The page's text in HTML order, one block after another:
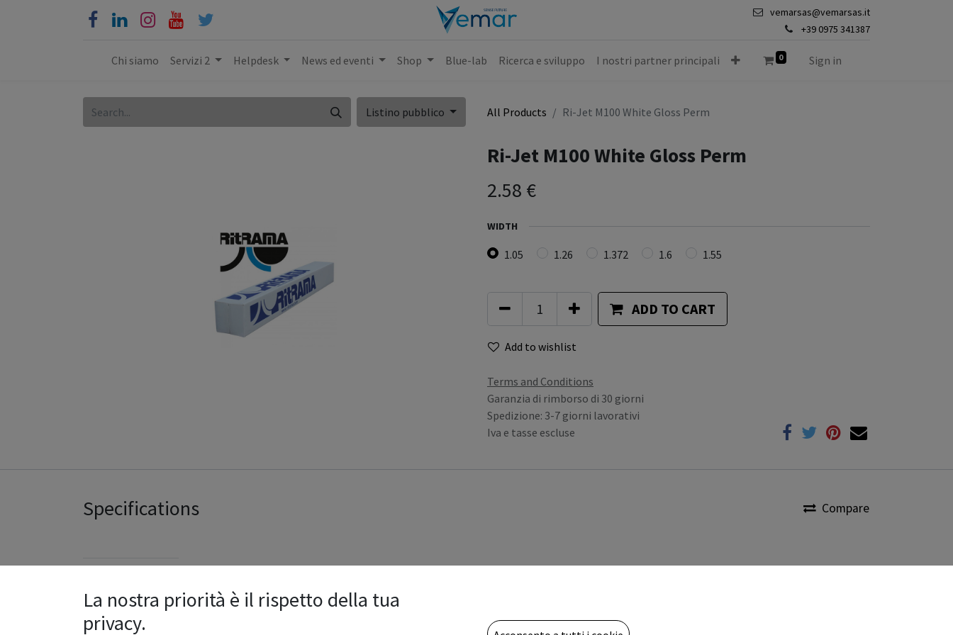
vemarsas@vemarsas.it
+39 0975 341387
Chi siamo Servizi 2 Helpdesk News ed eventi Shop Blue-lab Ricerca e sviluppo I nostri partner principali 0 Sign in
Listino pubblico All Products Ri-Jet M100 White Gloss Perm
Ri-Jet M100 White Gloss Perm
2.58 €
WIDTH
1.05 1.26 1.372 1.6 1.55
ADD TO CART
Add to wishlist
Terms and Conditions
Garanzia di rimborso di 30 giorni
Spedizione: 3-7 giorni lavorativi
Iva e tasse escluse
Specifications Compare
La nostra priorità è il rispetto della tua
privacy.